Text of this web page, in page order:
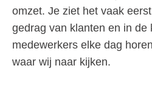
omzet. Je ziet het vaak
gedrag van klanten en in de
medewerkers elke dag
waar wij naar kijken.